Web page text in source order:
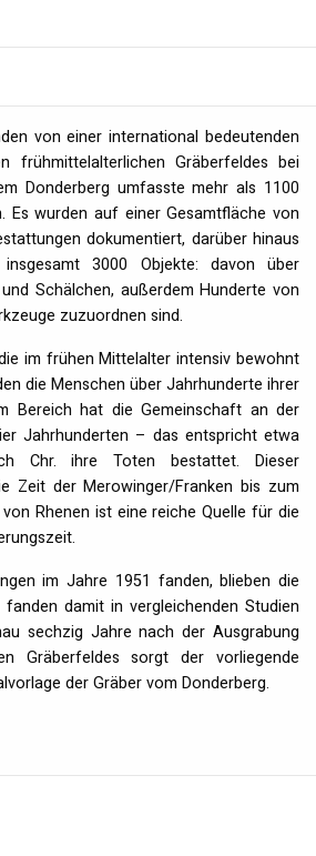
von einer international bedeutenden
frühmittelalterlichen Gräberfeldes bei
Donderberg umfasste mehr als 1100
Es wurden auf einer Gesamtfläche von
dokumentiert, darüber hinaus
3000 Objekte: davon über
Schälchen, außerdem Hunderte von
zuzuordnen sind.
im frühen Mittelalter intensiv bewohnt
die Menschen über Jahrhunderte ihrer
Bereich hat die Gemeinschaft an der
Jahrhunderten – das entspricht etwa
Chr. ihre Toten bestattet. Dieser
Zeit der Merowinger/Franken bis zum
Rhenen ist eine reiche Quelle für die
im Jahre 1951 fanden, blieben die
damit in vergleichenden Studien
sechzig Jahre nach der Ausgrabung
Gräberfeldes sorgt der vorliegende
der Gräber vom Donderberg.